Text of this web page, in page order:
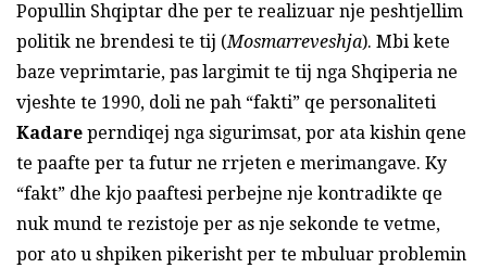
Popullin Shqiptar dhe per te realizuar nje peshtjellim
politik ne brendesi te tij (Mosmarreveshja). Mbi kete
baze veprimtarie, pas largimit te tij nga Shqiperia ne
vjeshte te 1990, doli ne pah “fakti” qe personaliteti
Kadare perndiqej nga sigurimsat, por ata kishin qene
te paafte per ta futur ne rrjeten e merimangave. Ky
“fakt” dhe kjo paaftesi perbejne nje kontradikte qe
nuk mund te rezistoje per as nje sekonde te vetme,
por ato u shpiken pikerisht per te mbuluar problemin